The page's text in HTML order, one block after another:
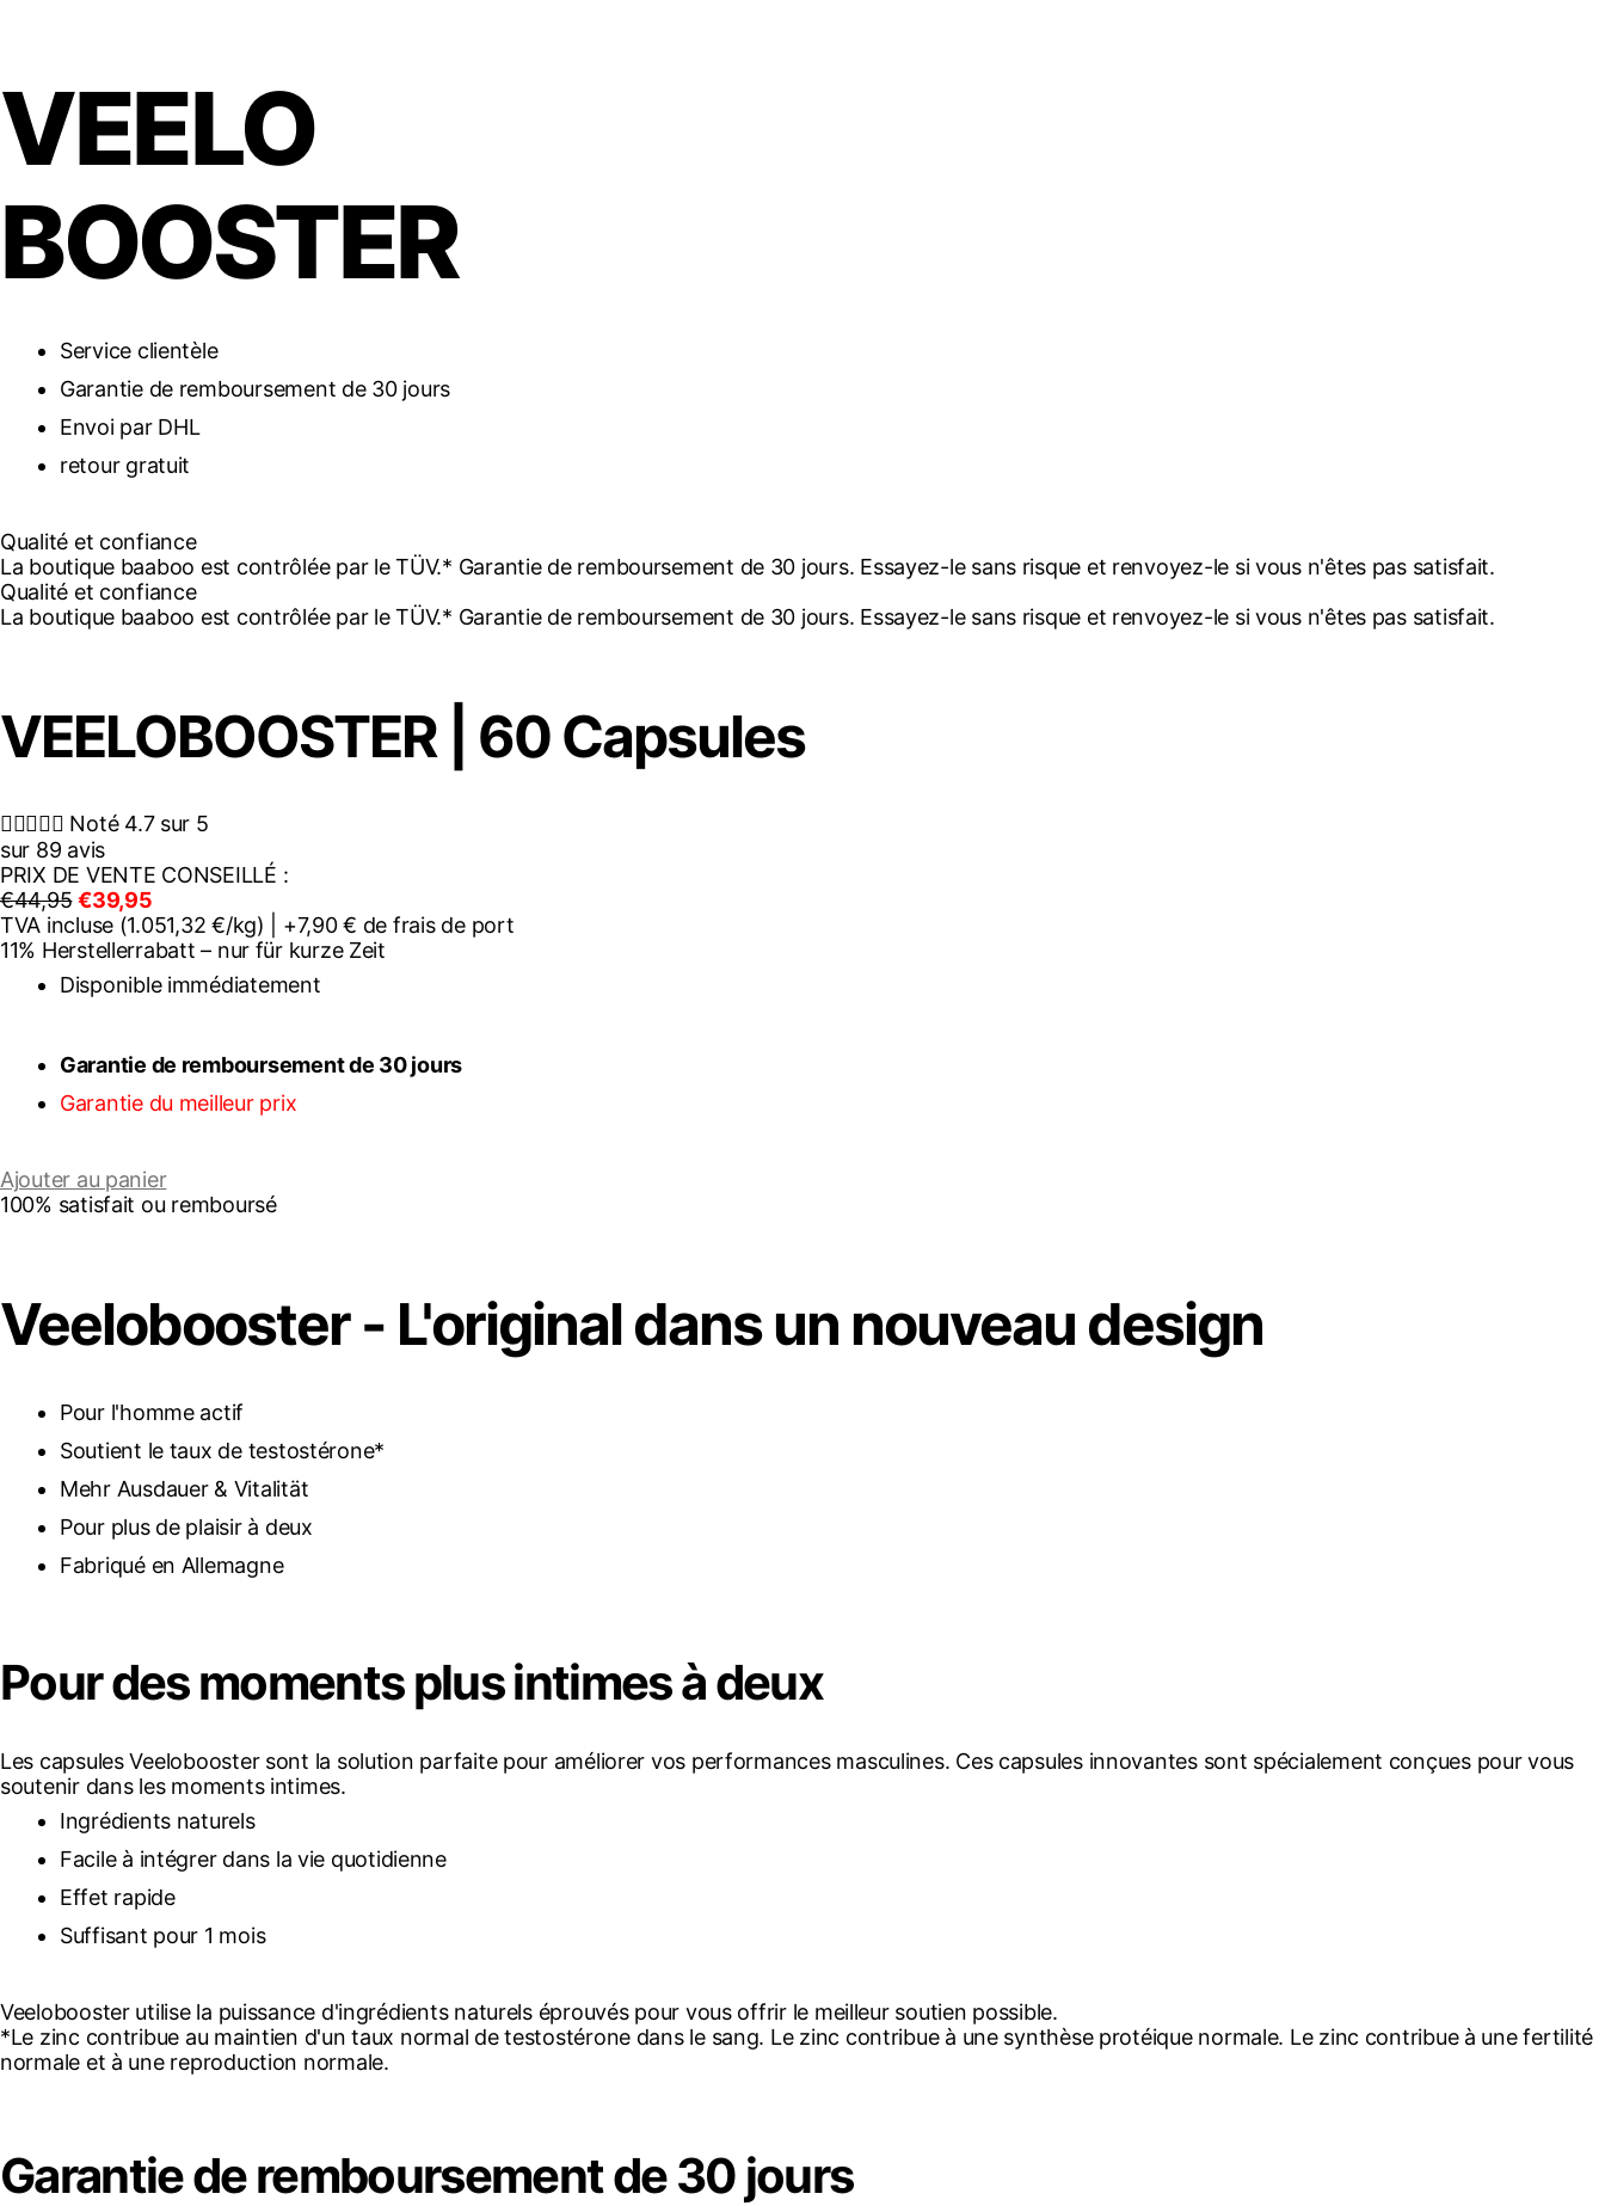
VEELO
BOOSTER
Service clientèle
Garantie de remboursement de 30 jours
Envoi par DHL
retour gratuit
Qualité et confiance
La boutique baaboo est contrôlée par le TÜV.* Garantie de remboursement de 30 jours. Essayez-le sans risque et renvoyez-le si vous n'êtes pas satisfait.
Qualité et confiance
La boutique baaboo est contrôlée par le TÜV.* Garantie de remboursement de 30 jours. Essayez-le sans risque et renvoyez-le si vous n'êtes pas satisfait.
VEELOBOOSTER | 60 Capsules
 Noté 4.7 sur 5
sur 89 avis
PRIX DE VENTE CONSEILLÉ :
€44,95 €39,95
TVA incluse (1.051,32 €/kg) | +7,90 € de frais de port
11% Herstellerrabatt – nur für kurze Zeit
Disponible immédiatement
Garantie de remboursement de 30 jours
Garantie du meilleur prix
Ajouter au panier
100% satisfait ou remboursé
Veelobooster - L'original dans un nouveau design
Pour l'homme actif
Soutient le taux de testostérone*
Mehr Ausdauer & Vitalität
Pour plus de plaisir à deux
Fabriqué en Allemagne
Pour des moments plus intimes à deux
Les capsules Veelobooster sont la solution parfaite pour améliorer vos performances masculines. Ces capsules innovantes sont spécialement conçues pour vous
soutenir dans les moments intimes.
Ingrédients naturels
Facile à intégrer dans la vie quotidienne
Effet rapide
Suffisant pour 1 mois
Veelobooster utilise la puissance d'ingrédients naturels éprouvés pour vous offrir le meilleur soutien possible.
*Le zinc contribue au maintien d'un taux normal de testostérone dans le sang. Le zinc contribue à une synthèse protéique normale. Le zinc contribue à une fertilité
normale et à une reproduction normale.
Garantie de remboursement de 30 jours